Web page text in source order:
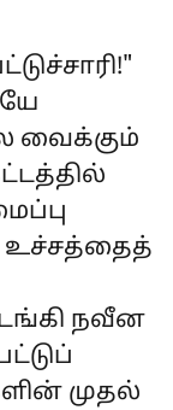
வைக்கும்
உச்சத்தைத்
நவீன
முதல்